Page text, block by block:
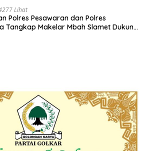
Lihat
Polres Pesawaran dan Polres
Tangkap Makelar Mbah Slamet Dukun